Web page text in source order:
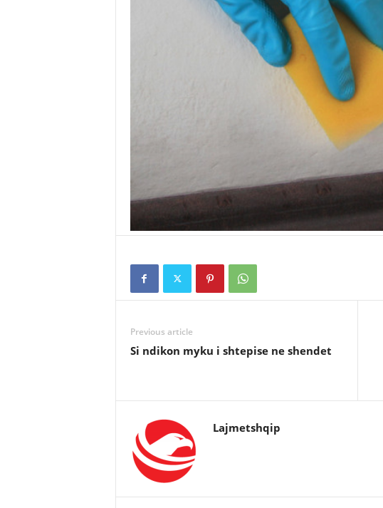
Previous article
Si ndikon myku i shtepise ne shendet
Lajmetshqip